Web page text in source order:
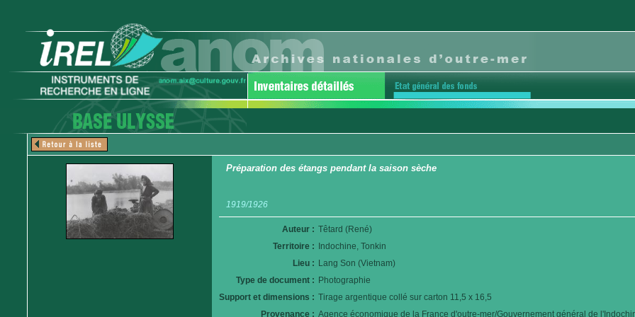
Préparation des étangs pendant la saison sèche
1919/1926
Auteur : Têtard (René)
Territoire :
Indochine, Tonkin
Lieu : Lang Son (Vietnam)
Type de document : Photographie
Support et dimensions : Tirage argentique collé sur carton 11,5 x 16,5
Provenance : Agence économique de la France d'outre-mer/Gouvernement général de